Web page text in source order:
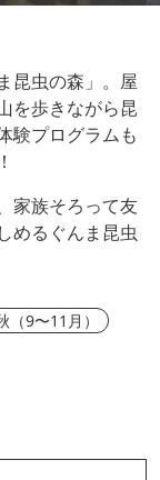
昆虫の森」。屋
を歩きながら昆
験プログラムも
家族そろって友
めるぐんま昆虫
（9〜11月）